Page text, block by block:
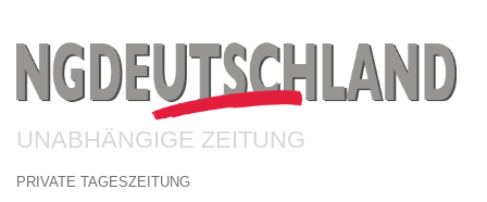
UNABHÄNGIGE ZEITUNG
PRIVATE TAGESZEITUNG